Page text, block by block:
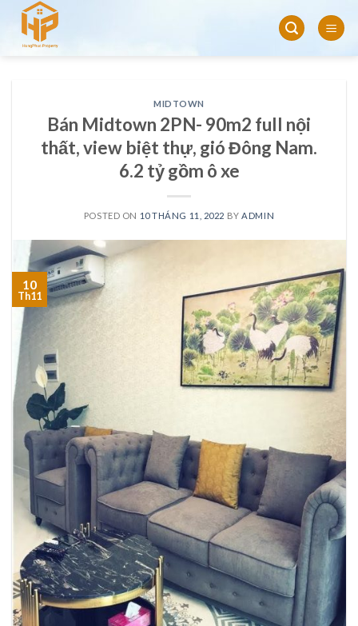
Skip
content
MIDTOWN
Bán Midtown 2PN- 90m2 full nội
thất, view biệt thự, gió Đông Nam.
6.2 tỷ gồm ô xe
POSTED ON 10 THÁNG 11, 2022 BY ADMIN
10
Th11